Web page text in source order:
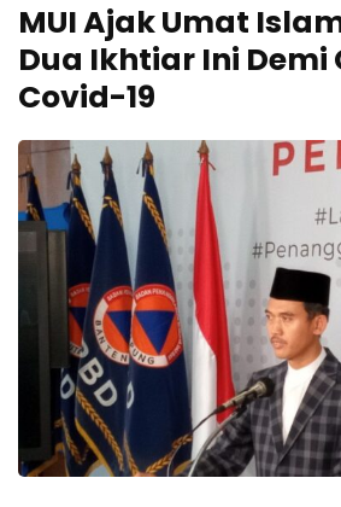
MUI Ajak Umat
Dua Ikhtiar Ini Demi
Covid-19